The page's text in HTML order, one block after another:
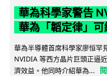
華為科學家警告
華為「韜定律」
華為半導體首席科學家廖恒罕
NVIDIA 等西方晶片巨頭正逼
濟效益。他同時介紹華為...